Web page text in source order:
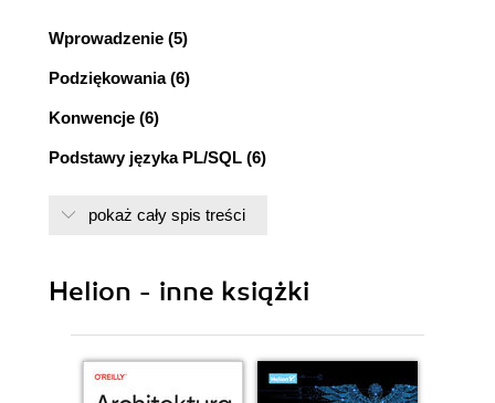
Wprowadzenie (5)
Podziękowania (6)
Konwencje (6)
Podstawy języka PL/SQL (6)
Kursory w języku PL/SQL (39)
Obsługa wyjątków (49)
pokaż cały spis treści
Helion - inne książki